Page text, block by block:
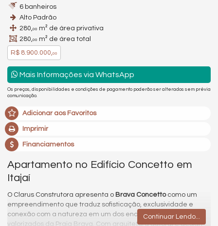
6 banheiros
Alto Padrão
280,00 m² de área privativa
280,00 m² de área total
R$ 8.900.000,00
Mais Informações via WhatsApp
Os preços, disponibilidades e condições de pagamento poderão ser alterados sem prévia
comunicação.
Adicionar aos Favoritos
Imprimir
Financiamentos
Apartamento no Edifício Concetto em
Itajaí
O Clarus Construtora apresenta o Brava Concettocomo um
empreendimento que traduz sofisticação, exclusividade e
conexão com a natureza em um dos endereços mais
valorizados da Praia Brava. Com arquitetura autoral e design
Continuar Lendo...